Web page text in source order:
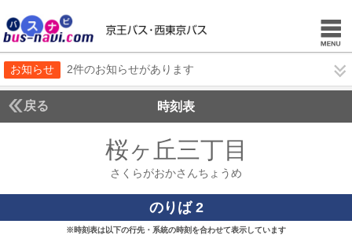
お知らせ 2件のお知らせがあります
戻る 時刻表
桜ヶ丘三丁目
さくらがおかさんちょうめ
のりば 2
※時刻表は以下の行先・系統の時刻を合わせて表示しています